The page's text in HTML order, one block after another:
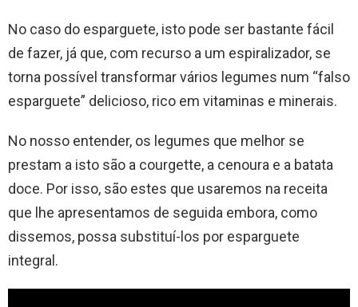
No caso do esparguete, isto pode ser bastante fácil
de fazer, já que, com recurso a um espiralizador, se
torna possível transformar vários legumes num “falso
esparguete” delicioso, rico em vitaminas e minerais.
No nosso entender, os legumes que melhor se
prestam a isto são a courgette, a cenoura e a batata
doce. Por isso, são estes que usaremos na receita
que lhe apresentamos de seguida embora, como
dissemos, possa substituí-los por esparguete
integral.